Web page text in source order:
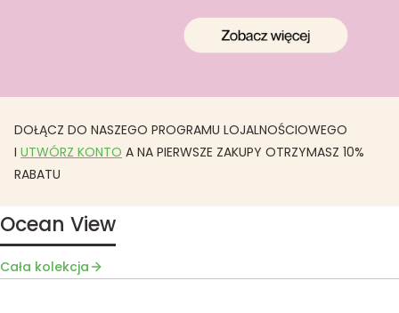
DOŁĄCZ DO NASZEGO PROGRAMU LOJALNOŚCIOWEGO
I UTWÓRZ KONTO A NA PIERWSZE ZAKUPY OTRZYMASZ 10%
RABATU
Ocean View
Cała kolekcja